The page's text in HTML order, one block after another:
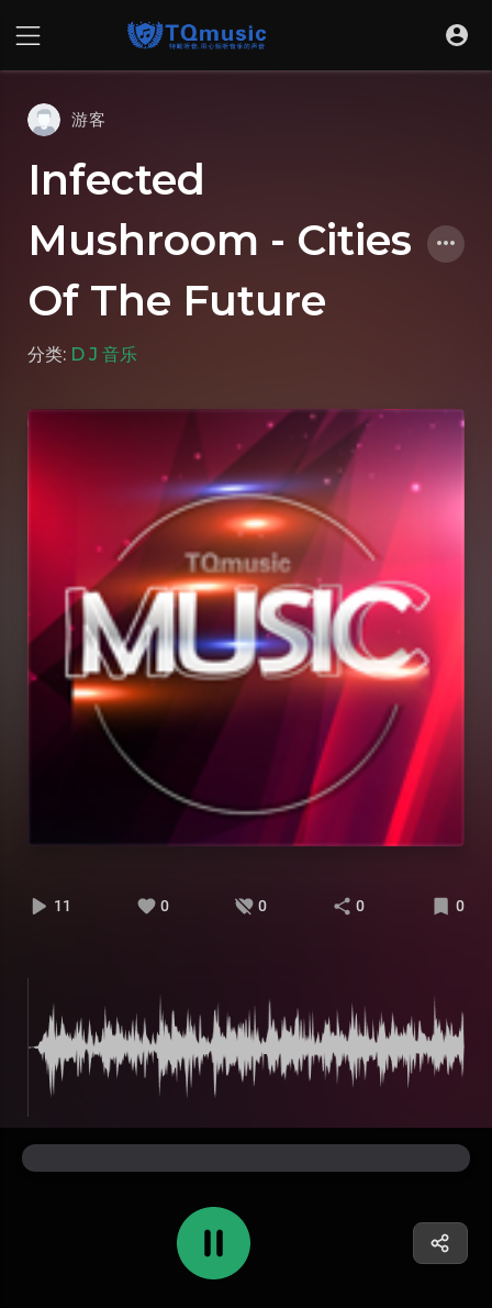
游客
Infected
Mushroom - Cities
Of The Future
分类: D J 音乐
11 0 0 0 0